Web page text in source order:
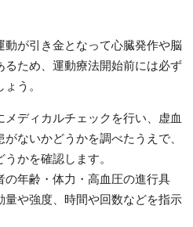
動が引き金となって心臓発作や脳
ため、運動療法開始前には必ず
う。
ディカルチェックを行い、虚血
ないかどうかを調べたうえで、
かを確認します。
の年齢・体力・高血圧の進行具
や強度、時間や回数などを指示